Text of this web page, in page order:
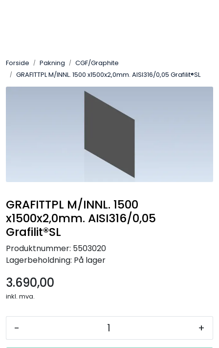
Forside Pakning
CGF/Graphite
GRAFITTPL M/INNL. 1500 x1500x2,0mm. AISI316/0,05 Grafilit®SL
GRAFITTPL M/INNL. 1500
x1500x2,0mm. AISI316/0,05
Grafilit®SL
Produktnummer: 5503020
Lagerbeholdning: På lager
3.690,00
inkl. mva.
- +
Pakning
Industriprodukter